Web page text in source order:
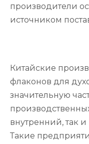
производители
источником
Китайские
флаконов для
значительную
внутренний, так
Такие